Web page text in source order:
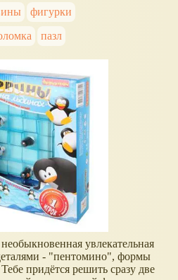
фигурки
пазл
увлекательная
- "пентомино", формы
придётся решить сразу две